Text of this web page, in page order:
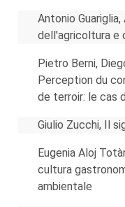
Antonio
dell'agricoltura e
Pietro Berni,
Perception du
de terroir: le cas
Giulio Zucchi, Il
Eugenia Aloj
cultura
ambientale